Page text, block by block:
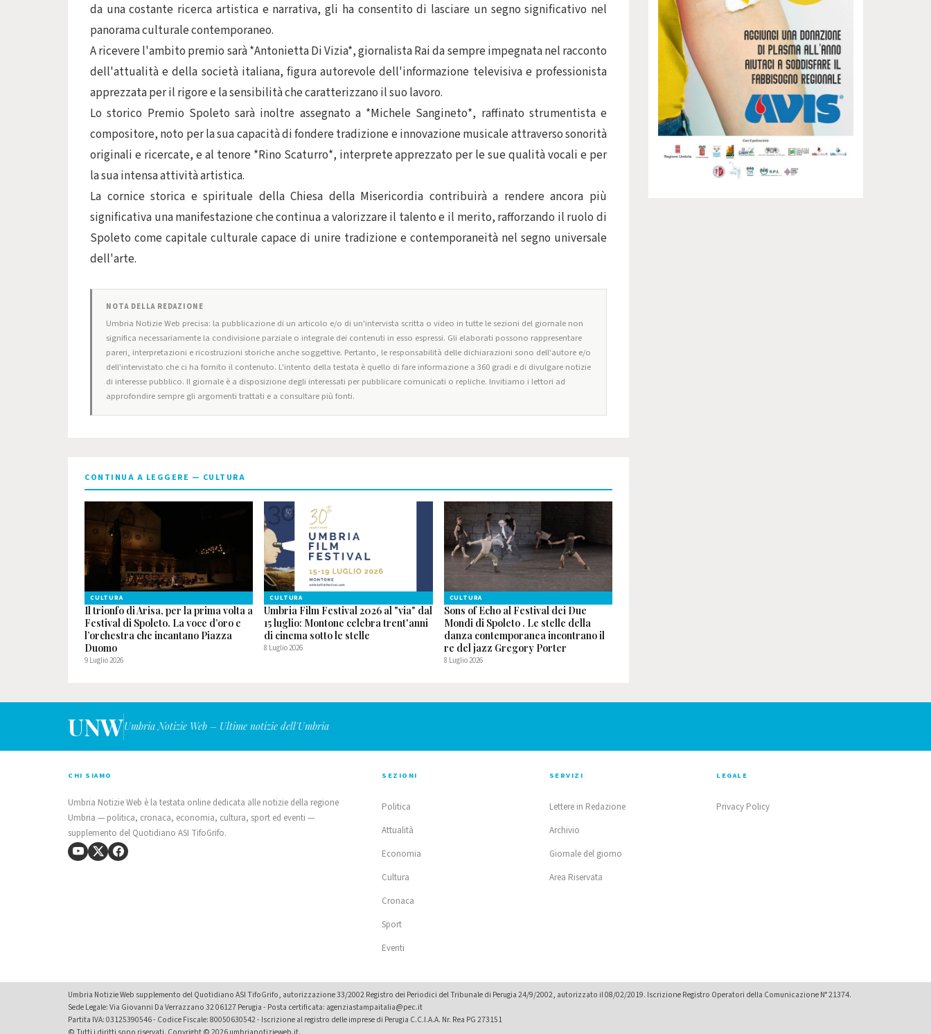
da una costante ricerca artistica e narrativa, gli ha consentito di lasciare un segno significativo nel
panorama culturale contemporaneo.
A ricevere l'ambito premio sarà *Antonietta Di Vizia*, giornalista Rai da sempre impegnata nel racconto
dell'attualità e della società italiana, figura autorevole dell'informazione televisiva e professionista
apprezzata per il rigore e la sensibilità che caratterizzano il suo lavoro.
Lo storico Premio Spoleto sarà inoltre assegnato a *Michele Sangineto*, raffinato strumentista e
compositore, noto per la sua capacità di fondere tradizione e innovazione musicale attraverso sonorità
originali e ricercate, e al tenore *Rino Scaturro*, interprete apprezzato per le sue qualità vocali e per
la sua intensa attività artistica.
La cornice storica e spirituale della Chiesa della Misericordia contribuirà a rendere ancora più
significativa una manifestazione che continua a valorizzare il talento e il merito, rafforzando il ruolo di
Spoleto come capitale culturale capace di unire tradizione e contemporaneità nel segno universale
dell'arte.
NOTA DELLA REDAZIONE
Umbria Notizie Web precisa: la pubblicazione di un articolo e/o di un'intervista scritta o video in tutte le sezioni del giornale non
significa necessariamente la condivisione parziale o integrale dei contenuti in esso espressi. Gli elaborati possono rappresentare
pareri, interpretazioni e ricostruzioni storiche anche soggettive. Pertanto, le responsabilità delle dichiarazioni sono dell'autore e/o
dell'intervistato che ci ha fornito il contenuto. L'intento della testata è quello di fare informazione a 360 gradi e di divulgare notizie
di interesse pubblico. Il giornale è a disposizione degli interessati per pubblicare comunicati o repliche. Invitiamo i lettori ad
approfondire sempre gli argomenti trattati e a consultare più fonti.
CONTINUA A LEGGERE — CULTURA
CULTURA
Il trionfo di Arisa, per la prima volta a
Festival di Spoleto. La voce d’oro e
l’orchestra che incantano Piazza
Duomo
9 Luglio 2026
CULTURA
Umbria Film Festival 2026 al "via" dal
15 luglio: Montone celebra trent'anni
di cinema sotto le stelle
8 Luglio 2026
CULTURA
Sons of Echo al Festival dei Due
Mondi di Spoleto . Le stelle della
danza contemporanea incontrano il
re del jazz Gregory Porter
8 Luglio 2026
UNWUmbria Notizie Web – Ultime notizie dell'Umbria
CHI SIAMO
Umbria Notizie Web è la testata online dedicata alle notizie della regione
Umbria — politica, cronaca, economia, cultura, sport ed eventi —
supplemento del Quotidiano ASI TifoGrifo.
SEZIONI
Politica
Attualità
Economia
Cultura
Cronaca
Sport
Eventi
SERVIZI
Lettere in Redazione
Archivio
Giornale del giorno
Area Riservata
LEGALE
Privacy Policy
Umbria Notizie Web supplemento del Quotidiano ASI TifoGrifo, autorizzazione 33/2002 Registro dei Periodici del Tribunale di Perugia 24/9/2002, autorizzato il 08/02/2019. Iscrizione Registro Operatori della Comunicazione N° 21374.
Sede Legale: Via Giovanni Da Verrazzano 32 06127 Perugia - Posta certificata: agenziastampaitalia@pec.it
Partita IVA: 03125390546 - Codice Fiscale: 80050630542 - Iscrizione al registro delle imprese di Perugia C.C.I.A.A. Nr. Rea PG 273151